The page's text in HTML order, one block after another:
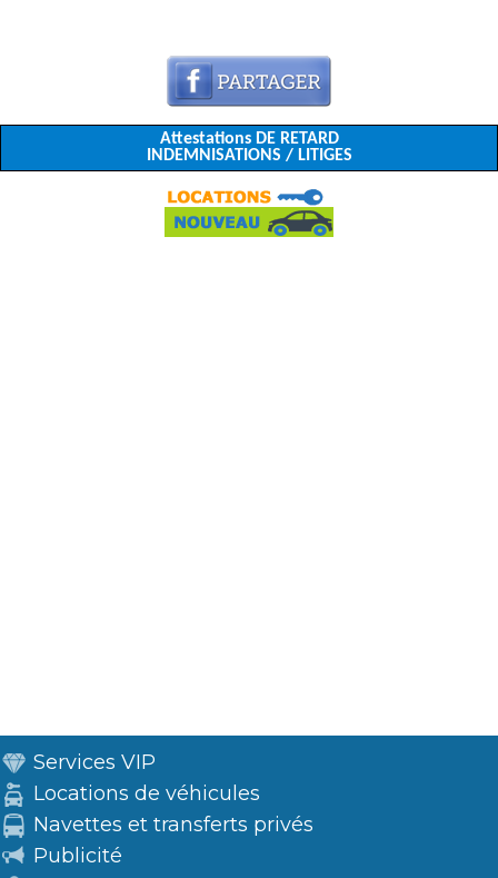
Attestations DE RETARD
INDEMNISATIONS / LITIGES
Services VIP
Locations de véhicules
Navettes et transferts privés
Publicité